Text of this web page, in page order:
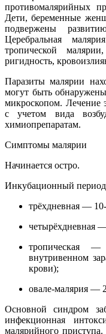
противомалярийных
Дети, беременные
подвержены
Церебральная
тропической
ригидность,
Паразиты малярии
могут быть
микроскопом. Лечение
с учетом вида
химиопрепаратам.
Симптомы малярии
Начинается остро.
Инкубационный период
трёхдневная —
четырёхдневная
тропическая
внутривенном
крови);
овале-малярия —
Основной синдром
инфекционная
малярийного